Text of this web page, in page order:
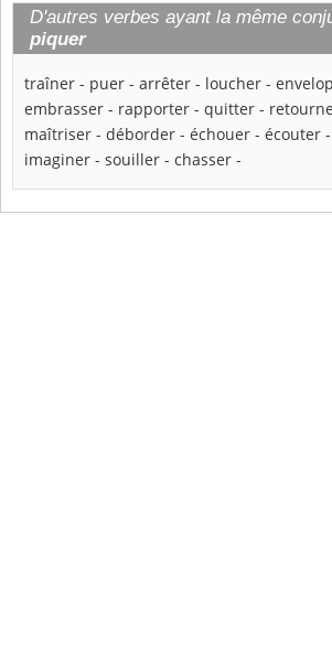
D'autres verbes ayant la même
piquer
traîner - puer - arrêter - loucher -
embrasser - rapporter - quitter -
maîtriser - déborder - échouer - écouter -
imaginer - souiller - chasser -